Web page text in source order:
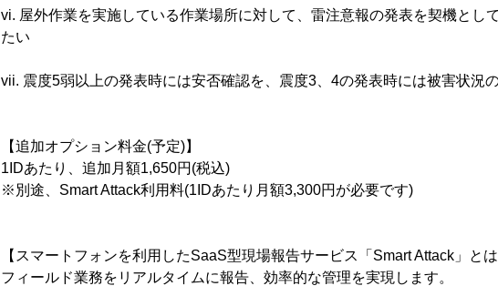
vi. 屋外作業を実施している作業場所に対して、雷注意報の発表を契機とし
たい
vii. 震度5弱以上の発表時には安否確認を、震度3、4の発表時には被害状況
【追加オプション料金(予定)】
1IDあたり、追加月額1,650円(税込)
※別途、Smart Attack利用料(1IDあたり月額3,300円が必要です)
【スマートフォンを利用したSaaS型現場報告サービス「Smart Attack」とは
フィールド業務をリアルタイムに報告、効率的な管理を実現します。